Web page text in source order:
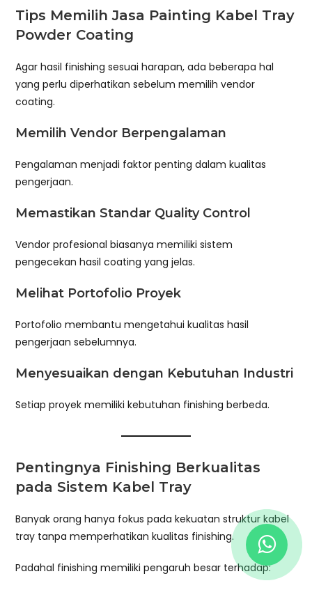
Tips Memilih Jasa Painting Kabel Tray
Powder Coating
Agar hasil finishing sesuai harapan, ada beberapa hal
yang perlu diperhatikan sebelum memilih vendor
coating.
Memilih Vendor Berpengalaman
Pengalaman menjadi faktor penting dalam kualitas
pengerjaan.
Memastikan Standar Quality Control
Vendor profesional biasanya memiliki sistem
pengecekan hasil coating yang jelas.
Melihat Portofolio Proyek
Portofolio membantu mengetahui kualitas hasil
pengerjaan sebelumnya.
Menyesuaikan dengan Kebutuhan Industri
Setiap proyek memiliki kebutuhan finishing berbeda.
Pentingnya Finishing Berkualitas
pada Sistem Kabel Tray
Banyak orang hanya fokus pada kekuatan struktur kabel
tray tanpa memperhatikan kualitas finishing.
Padahal finishing memiliki pengaruh besar terhadap: